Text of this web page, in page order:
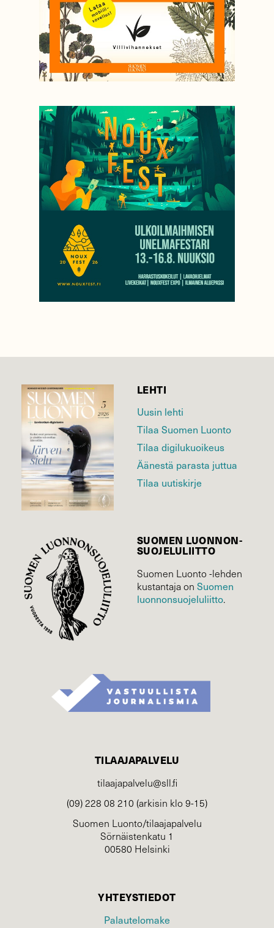
LEHTI
Uusin lehti
Tilaa Suomen Luonto
Tilaa digilukuoikeus
Äänestä parasta juttua
Tilaa uutiskirje
SUOMEN LUONNON­
SUOJELU­LIITTO
Suomen Luonto -lehden
kustantaja on Suomen
luonnonsuojelu­liitto.
TILAAJAPALVELU
tilaajapalvelu@sll.fi
(09) 228 08 210 (arkisin klo 9-15)
Suomen Luonto/tilaajapalvelu
Sörnäistenkatu 1
00580 Helsinki
YHTEYSTIEDOT
Palautelomake